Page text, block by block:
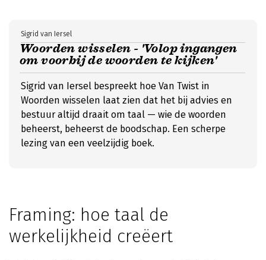
Woorden wisselen - 'Volop ingangen
om voorbij de woorden te kijken'
Sigrid van Iersel
Sigrid van Iersel bespreekt hoe Van Twist in
Woorden wisselen laat zien dat het bij advies en
bestuur altijd draait om taal — wie de woorden
beheerst, beheerst de boodschap. Een scherpe
lezing van een veelzijdig boek.
Framing: hoe taal de
werkelijkheid creëert